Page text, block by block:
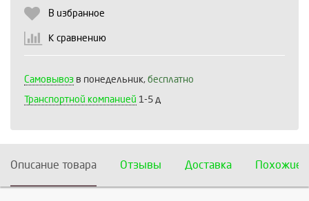
В избранное
К сравнению
Самовывоз в понедельник, бесплатно
Транспортной компанией 1-5 д
Описание товара Отзывы Доставка Похожие